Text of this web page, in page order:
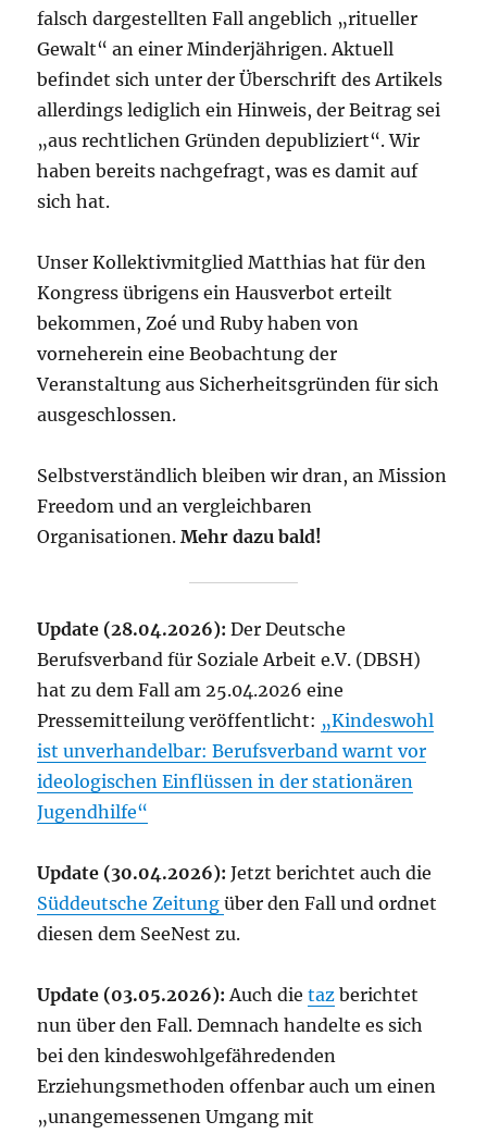
falsch dargestellten Fall angeblich „ritueller
Gewalt“ an einer Minderjährigen. Aktuell
befindet sich unter der Überschrift des Artikels
allerdings lediglich ein Hinweis, der Beitrag sei
„aus rechtlichen Gründen depubliziert“. Wir
haben bereits nachgefragt, was es damit auf
sich hat.
Unser Kollektivmitglied Matthias hat für den
Kongress übrigens ein Hausverbot erteilt
bekommen, Zoé und Ruby haben von
vorneherein eine Beobachtung der
Veranstaltung aus Sicherheitsgründen für sich
ausgeschlossen.
Selbstverständlich bleiben wir dran, an Mission
Freedom und an vergleichbaren
Organisationen.Mehr dazu bald!
Update (28.04.2026): Der Deutsche
Berufsverband für Soziale Arbeit e.V. (DBSH)
hat zu dem Fall am 25.04.2026 eine
Pressemitteilung veröffentlicht: „Kindeswohl
ist unverhandelbar: Berufsverband warnt vor
ideologischen Einflüssen in der stationären
Jugendhilfe“
Update (30.04.2026): Jetzt berichtet auch die
Süddeutsche Zeitungüber den Fall und ordnet
diesen dem SeeNest zu.
Update (03.05.2026): Auch dietaz berichtet
nun über den Fall. Demnach handelte es sich
bei den kindeswohlgefähredenden
Erziehungsmethoden offenbar auch um einen
„unangemessenen Umgang mit